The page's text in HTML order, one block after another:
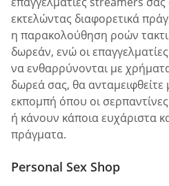
εκτελώντας διαφορετικά
η παρακολούθηση ροών
δωρεάν, ενώ οι
να ενθαρρύνονται με
δωρεά σας, θα ανταμειφθείτε
εκπομπή όπου οι
ή κάνουν κάποια ευχάριστα
πράγματα.
Personal Sex Shop